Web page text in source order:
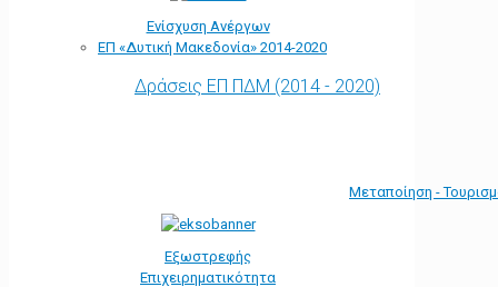
Ενίσχυση Ανέργων
ΕΠ «Δυτική Μακεδονία» 2014-2020
Δράσεις ΕΠ ΠΔΜ (2014 - 2020)
Μεταποίηση -
Εξωστρεφής
Επιχειρηματικότητα